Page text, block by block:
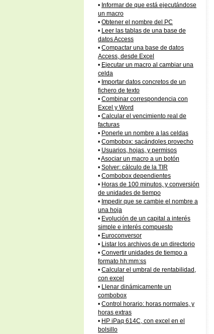
• Informar de que está ejecutándose
un macro
• Obtener el nombre del PC
•
Leer las tablas de una base de
datos Access
• Compactar una base de datos
Access, desde Excel
• Ejecutar un macro al cambiar una
celda
• Importar datos concretos de un
fichero de texto
• Combinar correspondencia con
Excel y Word
• Calcular el vencimiento real de
facturas
• Ponerle un nombre a las celdas
• Combobox: sacándoles provecho
• Usuarios, hojas, y permisos
•Asociar un macro a un botón
• Solver: cálculo de la TIR
• Combobox dependientes
• Horas de 100 minutos, y conversión
de unidades de tiempo
• Impedir que se cambie el nombre a
una hoja
• Evolución de un capital a interés
simple e interés compuesto
• Euroconversor
•
Listar los archivos de un directorio
• Convertir unidades de tiempo a
formato hh:mm:ss
• Calcular el umbral de rentabilidad,
con excel
•
Llenar dinámicamente un
combobox
• Control horario: horas normales, y
horas extras
• HP iPaq 614C, con excel en el
bolsillo